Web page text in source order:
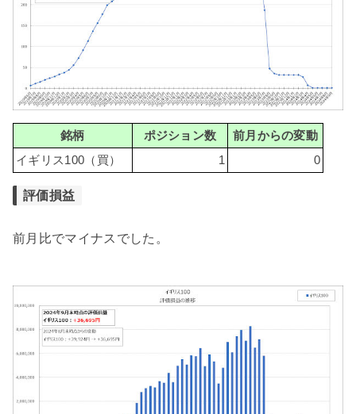
銘柄 ポジション数
前月からの変動
イギリス100（買）
1 0
評価損益
前月比でマイナスでした。